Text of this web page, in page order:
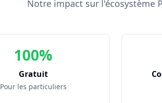
Notre impact sur l'écosystème
100%
Gratuit
Pour les particuliers